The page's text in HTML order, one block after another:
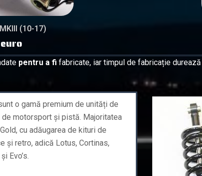
(10-17)
pentru a fi fabricate, iar timpul de fabricație
o gamă premium de unități de
motorsport și pistă. Majoritatea
cu adăugarea de kituri de
și retro, adică Lotus, Cortinas,
Evo’s.